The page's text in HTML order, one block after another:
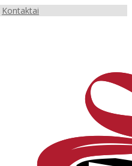
Kontaktai